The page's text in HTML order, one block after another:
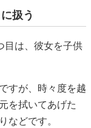
扱う
目は、彼女を子供
すが、時々度を越
を拭いてあげた
などです。